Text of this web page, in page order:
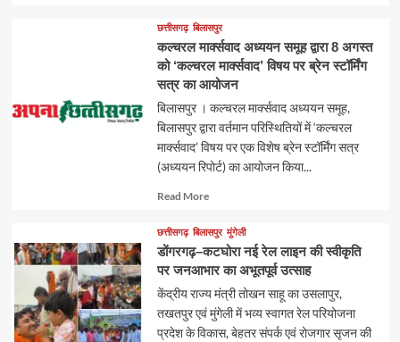
about
छत्तीसगढ़ बिलासपुर
कल्चरल मार्क्सवाद अध्ययन समूह द्वारा 8 अगस्त
को ‘कल्चरल मार्क्सवाद’ विषय पर ब्रेन स्टॉर्मिंग
सत्र का आयोजन
बिलासपुर । कल्चरल मार्क्सवाद अध्ययन समूह,
बिलासपुर द्वारा वर्तमान परिस्थितियों में ‘कल्चरल
मार्क्सवाद’ विषय पर एक विशेष ब्रेन स्टॉर्मिंग सत्र
(अध्ययन रिपोर्ट) का आयोजन किया...
Read MoreRead
about
छत्तीसगढ़ बिलासपुर मुंगेली
डोंगरगढ़–कटघोरा नई रेल लाइन की स्वीकृति
पर जनआभार का अभूतपूर्व उत्साह
केंद्रीय राज्य मंत्री तोखन साहू का उसलापुर,
तखतपुर एवं मुंगेली में भव्य स्वागत रेल परियोजना
प्रदेश के विकास, बेहतर संपर्क एवं रोजगार सृजन की